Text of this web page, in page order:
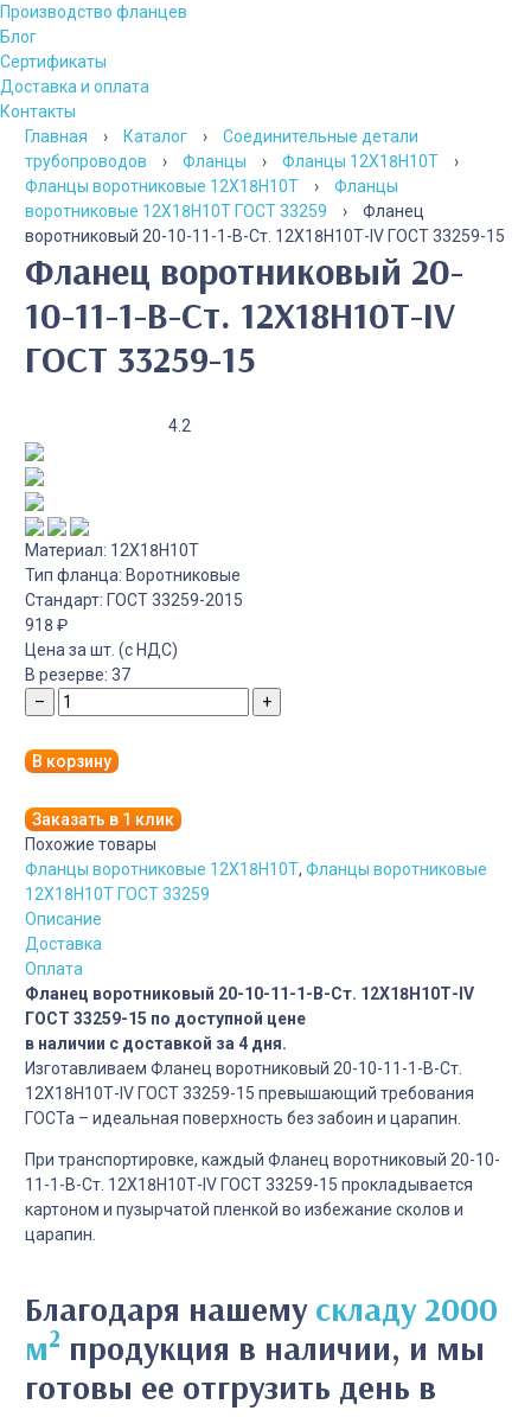
Производство фланцев
Блог
Сертификаты
Доставка и оплата
Контакты
Главная
› Каталог ›
Соединительные детали
трубопроводов
› Фланцы › Фланцы 12Х18Н10Т
›
Фланцы воротниковые 12Х18Н10Т
›
Фланцы
воротниковые 12Х18Н10Т ГОСТ 33259
›
Фланец
воротниковый 20-10-11-1-B-Cт. 12Х18Н10Т-IV ГОСТ 33259-15
Фланец воротниковый 20-
10-11-1-B-Cт. 12Х18Н10Т-IV
ГОСТ 33259-15
4.2
Материал: 12Х18Н10Т
Тип фланца: Воротниковые
Стандарт: ГОСТ 33259-2015
918₽
Цена за шт. (с НДС)
В резерве: 37
–
+
В корзину
Заказать в 1 клик
Похожие товары
Фланцы воротниковые 12Х18Н10Т, Фланцы воротниковые
12Х18Н10Т ГОСТ 33259
Описание
Доставка
Оплата
Фланец воротниковый 20-10-11-1-B-Cт. 12Х18Н10Т-IV
ГОСТ 33259-15 по доступной цене
в наличии с доставкой за 4 дня.
Изготавливаем Фланец воротниковый 20-10-11-1-B-Cт.
12Х18Н10Т-IV ГОСТ 33259-15 превышающий требования
ГОСТа – идеальная поверхность без забоин и царапин.
При транспортировке, каждый Фланец воротниковый 20-10-
11-1-B-Cт. 12Х18Н10Т-IV ГОСТ 33259-15 прокладывается
картоном и пузырчатой пленкой во избежание сколов и
царапин.
Благодаря нашему складу 2000
м2 продукция в наличии, и мы
готовы ее отгрузить день в